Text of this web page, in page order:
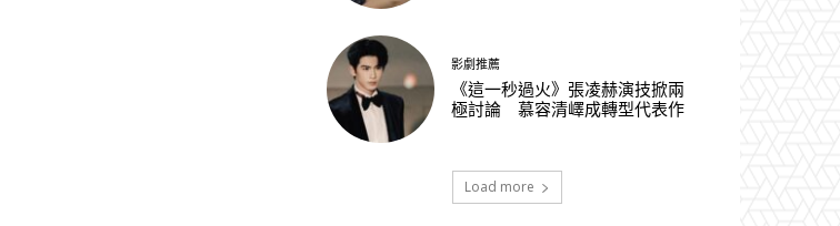
影劇推薦
《這一秒過火》張凌赫演技掀兩
極討論 慕容清嶧成轉型代表作
Load more